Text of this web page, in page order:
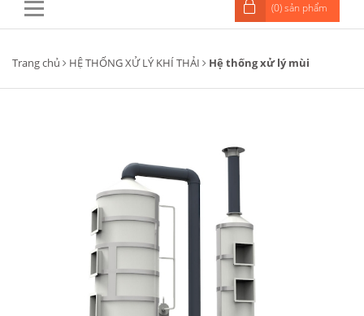
(0) sản phẩm
Trang chủ HỆ THỐNG XỬ LÝ KHÍ THẢI Hệ thống xử lý mùi